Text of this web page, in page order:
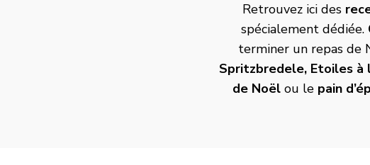
Retrouvez ici des
spécialement dédiée.
terminer un repas de
Spritzbredele, Etoiles à
de Noëlou le pain